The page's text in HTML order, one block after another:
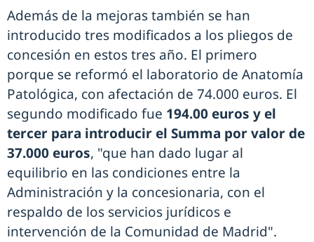
Además de la mejoras también se han
introducido tres modificados a los pliegos de
concesión en estos tres año. El primero
porque se reformó el laboratorio de Anatomía
Patológica, con afectación de 74.000 euros. El
segundo modificado fue 194.00 euros y el
tercer para introducir el Summa por valor de
37.000 euros, "que han dado lugar al
equilibrio en las condiciones entre la
Administración y la concesionaria, con el
respaldo de los servicios jurídicos e
intervención de la Comunidad de Madrid".